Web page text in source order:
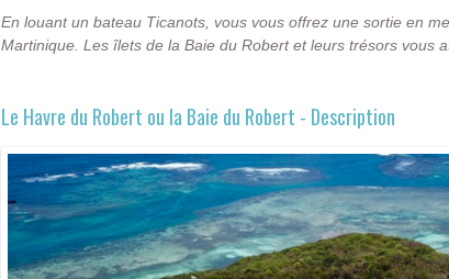
En louant un bateau Ticanots, vous vous offrez une sortie en
Martinique. Les îlets de la Baie du Robert et leurs trésors vous
Le Havre du Robert ou la Baie du Robert - Description